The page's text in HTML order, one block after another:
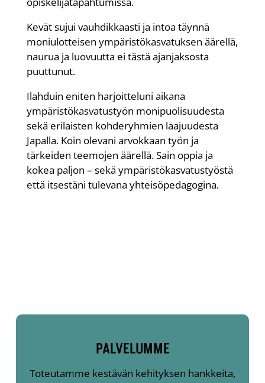
Kevät sujui vauhdikkaasti ja intoa täynnä
moniulotteisen ympäristökasvatuksen äärellä,
naurua ja luovuutta ei tästä ajanjaksosta
puuttunut.
Ilahduin eniten harjoitteluni aikana
ympäristökasvatustyön monipuolisuudesta
sekä erilaisten kohderyhmien laajuudesta
Japalla. Koin olevani arvokkaan työn ja
tärkeiden teemojen äärellä. Sain oppia ja
kokea paljon – sekä ympäristökasvatustyöstä
että itsestäni tulevana yhteisöpedagogina.
PALVELUMME
Toteutamme kestävän kehityksen hankkeita,